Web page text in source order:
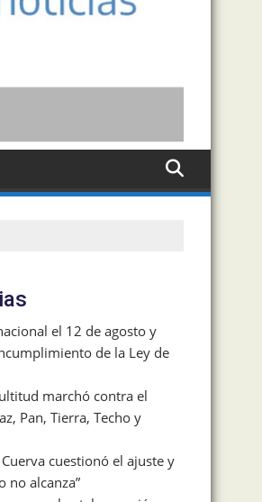
el 12 de agosto y
de la Ley de
marchó contra el
Pan, Tierra, Techo y
cuestionó el ajuste y
no alcanza”